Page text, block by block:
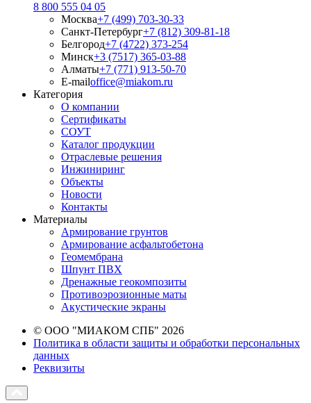
8 800 555 04 05
Москва+7 (499) 703-30-33
Санкт-Петербург+7 (812) 309-81-18
Белгород+7 (4722) 373-254
Минск+3 (7517) 365-03-88
Алматы+7 (771) 913-50-70
E-mailoffice@miakom.ru
Категория
О компании
Сертификаты
СОУТ
Каталог продукции
Отраслевые решения
Инжиниринг
Объекты
Новости
Контакты
Материалы
Армирование грунтов
Армирование асфальтобетона
Геомембрана
Шпунт ПВХ
Дренажные геокомпозиты
Противоэрозионные маты
Акустические экраны
© ООО "МИАКОМ СПБ" 2026
Политика в области защиты и обработки персональных
данных
Реквизиты